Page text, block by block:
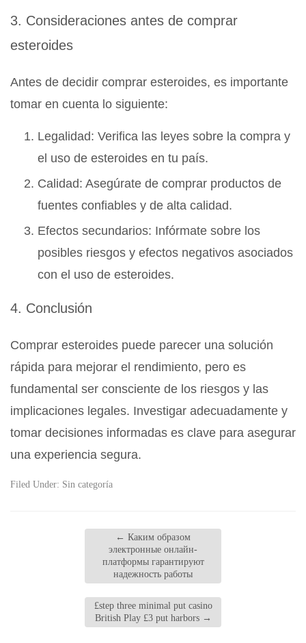
3. Consideraciones antes de comprar
esteroides
Antes de decidir comprar esteroides, es importante
tomar en cuenta lo siguiente:
Legalidad: Verifica las leyes sobre la compra y
el uso de esteroides en tu país.
Calidad: Asegúrate de comprar productos de
fuentes confiables y de alta calidad.
Efectos secundarios: Infórmate sobre los
posibles riesgos y efectos negativos asociados
con el uso de esteroides.
4. Conclusión
Comprar esteroides puede parecer una solución
rápida para mejorar el rendimiento, pero es
fundamental ser consciente de los riesgos y las
implicaciones legales. Investigar adecuadamente y
tomar decisiones informadas es clave para asegurar
una experiencia segura.
Filed Under: Sin categoría
← Каким образом
электронные онлайн-
платформы гарантируют
надежность работы
£step three minimal put casino
British Play £3 put harbors →